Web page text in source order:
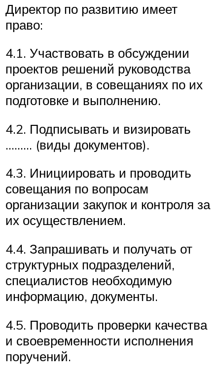
Директор по развитию имеет
право:
4.1. Участвовать в обсуждении
проектов решений руководства
организации, в совещаниях по их
подготовке и выполнению.
4.2. Подписывать и визировать
……… (виды документов).
4.3. Инициировать и проводить
совещания по вопросам
организации закупок и контроля за
их осуществлением.
4.4. Запрашивать и получать от
структурных подразделений,
специалистов необходимую
информацию, документы.
4.5. Проводить проверки качества
и своевременности исполнения
поручений.